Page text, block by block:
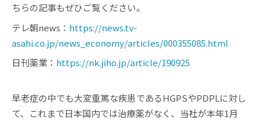
ちらの記事もぜひご覧ください。
テレ朝news： https://news.tv-
asahi.co.jp/news_economy/articles/000355085.html
日刊薬業： https://nk.jiho.jp/article/190925
早老症の中でも大変重篤な疾患であるHGPSやPDPLに対し
て、これまで日本国内では治療薬がなく、当社が本年1月